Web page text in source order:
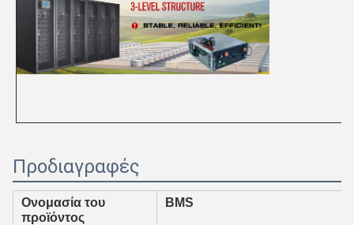
Προδιαγραφές
Ονομασία του
προϊόντος
BMS